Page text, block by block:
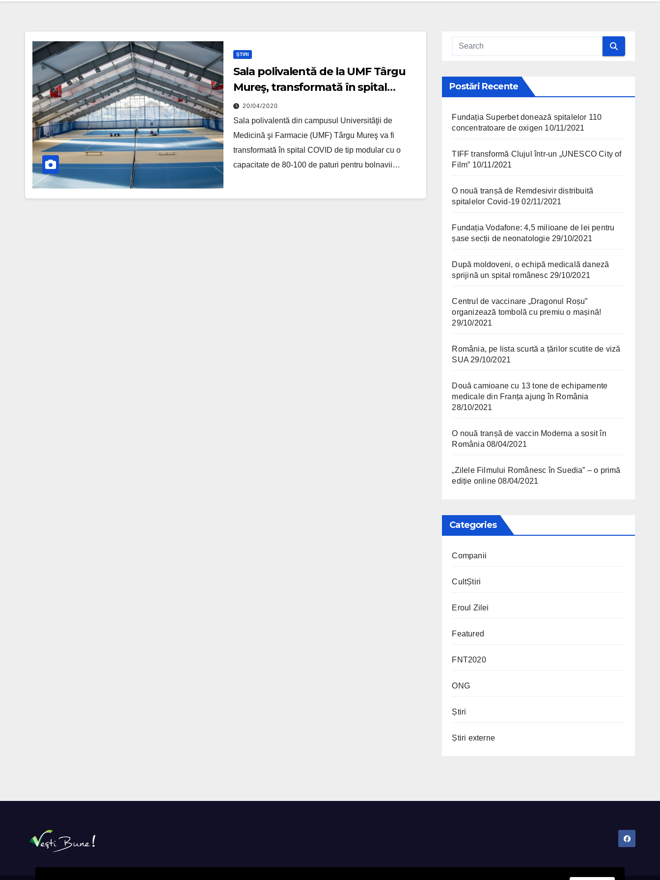
ȘTIRI
Sala polivalentă de la UMF Târgu
Mureş, transformată în spital
COVID
20/04/2020
Sala polivalentă din campusul Universităţii de
Medicină şi Farmacie (UMF) Târgu Mureş va fi
transformată în spital COVID de tip modular cu o
capacitate de 80-100 de paturi pentru bolnavii…
Postări Recente
Fundația Superbet donează spitalelor 110
concentratoare de oxigen 10/11/2021
TIFF transformă Clujul într-un „UNESCO City of
Film” 10/11/2021
O nouă tranșă de Remdesivir distribuită
spitalelor Covid-19 02/11/2021
Fundația Vodafone: 4,5 milioane de lei pentru
șase secții de neonatologie 29/10/2021
După moldoveni, o echipă medicală daneză
sprijină un spital românesc 29/10/2021
Centrul de vaccinare „Dragonul Roșu”
organizează tombolă cu premiu o mașină!
29/10/2021
România, pe lista scurtă a țărilor scutite de viză
SUA 29/10/2021
Două camioane cu 13 tone de echipamente
medicale din Franța ajung în România
28/10/2021
O nouă tranșă de vaccin Moderna a sosit în
România 08/04/2021
„Zilele Filmului Românesc în Suedia” – o primă
ediție online 08/04/2021
Categories
Companii
CultȘtiri
Eroul Zilei
Featured
FNT2020
ONG
Știri
Știri externe